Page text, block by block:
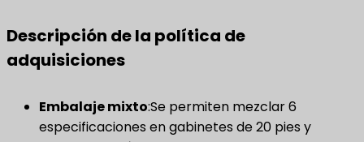
Descripción de la política de
adquisiciones
Embalaje mixto​:Se permiten mezclar 6
especificaciones en gabinetes de 20 pies y